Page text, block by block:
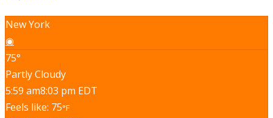
New York
◉
75°
Partly Cloudy
5:59 am8:03 pm EDT
Feels like: 75°F